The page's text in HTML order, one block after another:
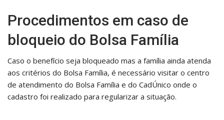
Procedimentos em caso de
bloqueio do Bolsa Família
Caso o benefício seja bloqueado mas a família ainda atenda
aos critérios do Bolsa Família, é necessário visitar o centro
de atendimento do Bolsa Família e do CadÚnico onde o
cadastro foi realizado para regularizar a situação.